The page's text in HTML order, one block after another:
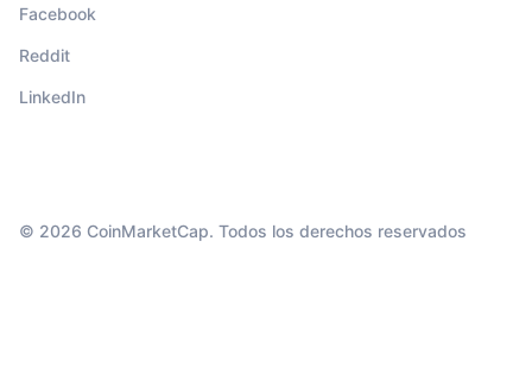
Facebook
Reddit
LinkedIn
© 2026 CoinMarketCap. Todos los derechos reservados